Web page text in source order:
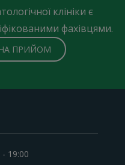
клініки є
фахівцями.
ПРИЙОМ
- 19:00